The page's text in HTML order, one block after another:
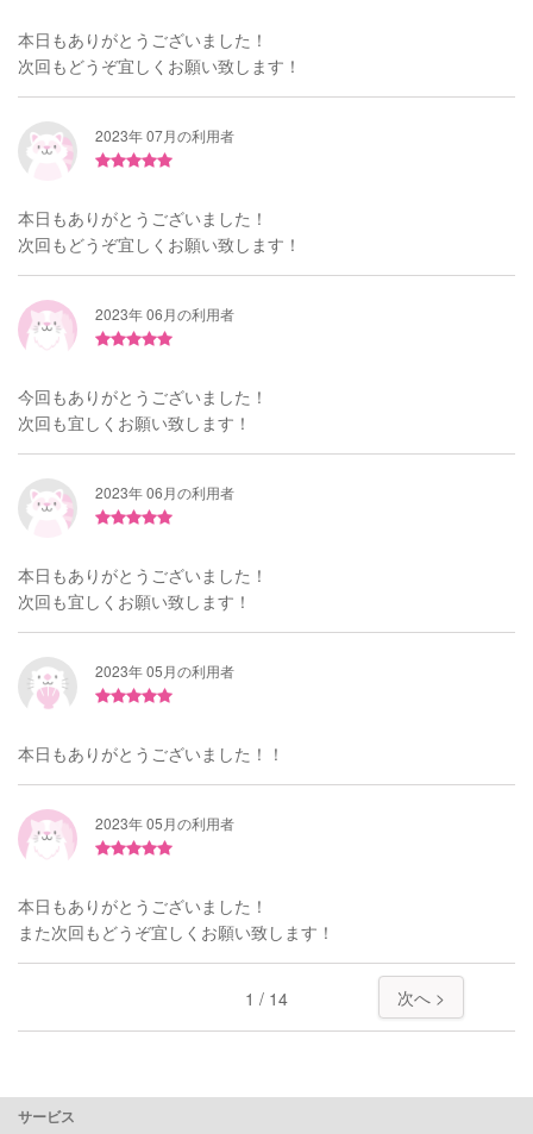
本日もありがとうございました！
次回もどうぞ宜しくお願い致します！
2023年 07月の利用者
本日もありがとうございました！
次回もどうぞ宜しくお願い致します！
2023年 06月の利用者
今回もありがとうございました！
次回も宜しくお願い致します！
2023年 06月の利用者
本日もありがとうございました！
次回も宜しくお願い致します！
2023年 05月の利用者
本日もありがとうございました！！
2023年 05月の利用者
本日もありがとうございました！
また次回もどうぞ宜しくお願い致します！
1 / 14 次へ >
サービス